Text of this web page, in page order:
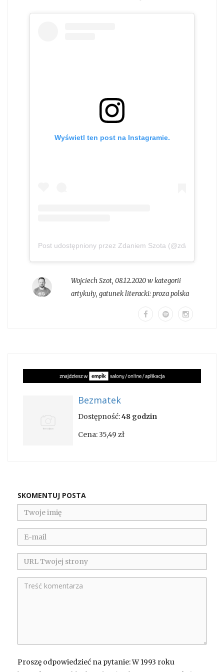
Wyświetl ten post na Instagramie.
Post udostępniony przez Zdaniem Szota
Wojciech Szot, 08.12.2020 w kategorii
artykuły, gatunek literacki:proza polska
Bezmatek
Dostępność:48 godzin
Cena:35,49 zł
SKOMENTUJ POSTA
Proszę odpowiedzieć na pytanie: W 1993 roku